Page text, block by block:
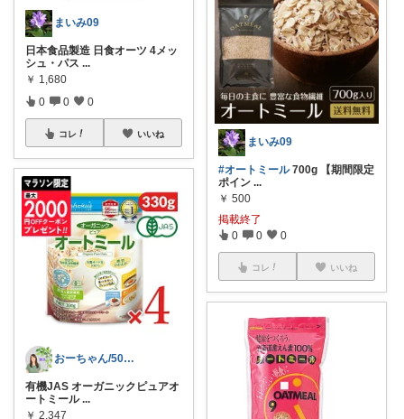
まいみ09
日本食品製造 日食オーツ 4メッ
シュ・パス ...
￥ 1,680
0 0 0
コレ いいね
おーちゃん/50代からのゆるっと腸活
有機JAS オーガニックピュアオ
ートミール ...
￥ 2,347
まいみ09
#オートミール700g 【期間限定
ポイン ...
￥ 500
掲載終了
0 0 0
コレ いいね